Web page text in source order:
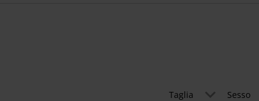
Taglia Sesso